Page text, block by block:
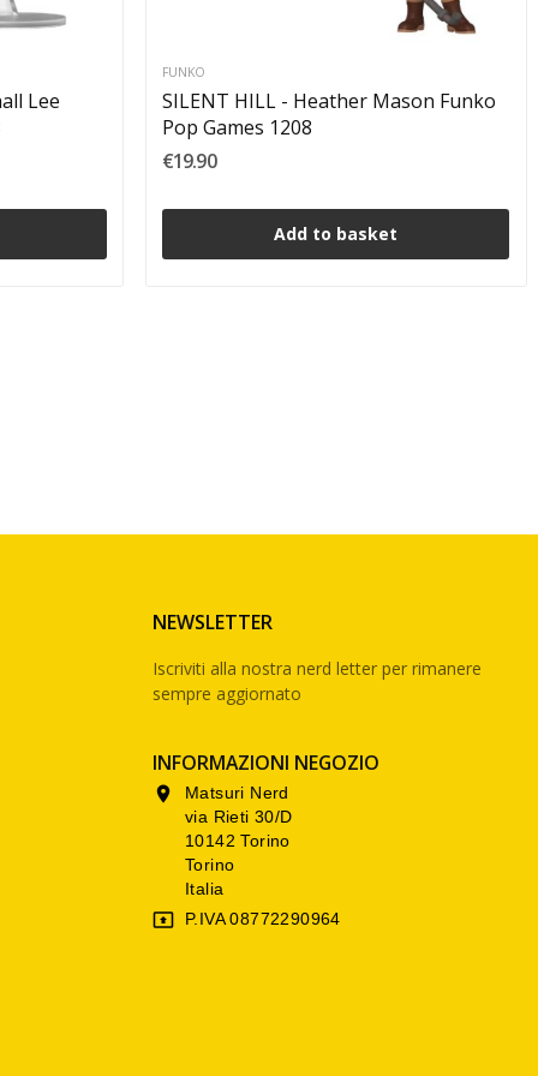
Lee
FUNKO
SILENT HILL - Heather Mason Funko
Pop Games 1208
€19.90
Add to basket
NEWSLETTER
Iscriviti alla nostra nerd letter per rimanere
sempre aggiornato
INFORMAZIONI NEGOZIO

Matsuri Nerd
via Rieti 30/D
10142 Torino
Torino
Italia
 P.IVA 08772290964